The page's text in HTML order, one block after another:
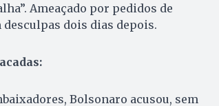
Ameaçado por pedidos de
dois dias depois.
Bolsonaro acusou, sem